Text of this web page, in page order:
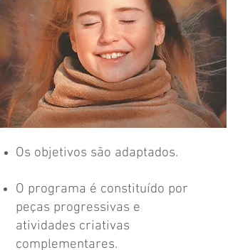
Os objetivos são adaptados.
O programa é constituído por
peças progressivas e
atividades criativas
complementares.